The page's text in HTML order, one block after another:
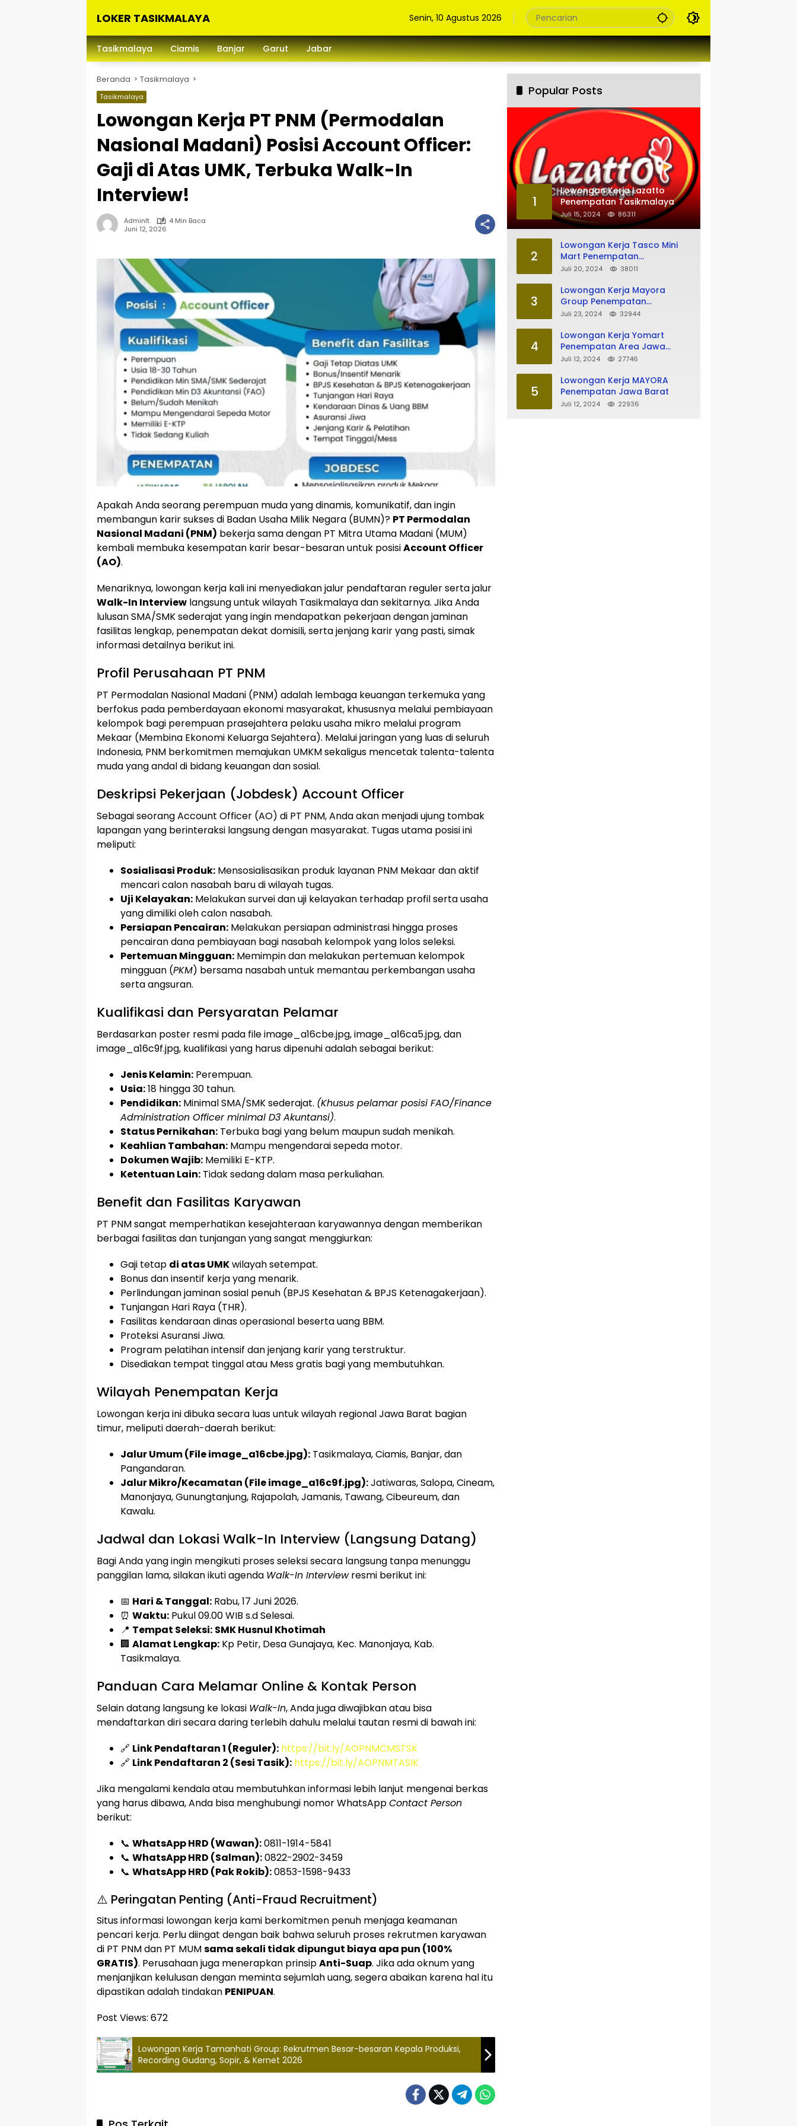
LOKER TASIKMALAYA
Lowongan
Kerja
dan
Sekitarna
Senin, 10 Agustus 2026
Tasikmalaya Ciamis Banjar Garut Jabar
Beranda Tasikmalaya
Tasikmalaya
Lowongan Kerja PT PNM (Permodalan
Nasional Madani) Posisi Account Officer:
Gaji di Atas UMK, Terbuka Walk-In
Interview!
Adminlt
4 Min Baca
Juni 12, 2026
Apakah Anda seorang perempuan muda yang dinamis, komunikatif, dan ingin
membangun karir sukses di Badan Usaha Milik Negara (BUMN)? PT Permodalan
Nasional Madani (PNM) bekerja sama dengan PT Mitra Utama Madani (MUM)
kembali membuka kesempatan karir besar-besaran untuk posisiAccount Officer
(AO).
Menariknya, lowongan kerja kali ini menyediakan jalur pendaftaran reguler serta jalur
Walk-In Interview langsung untuk wilayah Tasikmalaya dan sekitarnya. Jika Anda
lulusan SMA/SMK sederajat yang ingin mendapatkan pekerjaan dengan jaminan
fasilitas lengkap, penempatan dekat domisili, serta jenjang karir yang pasti, simak
informasi detailnya berikut ini.
Profil Perusahaan PT PNM
PT Permodalan Nasional Madani (PNM) adalah lembaga keuangan terkemuka yang
berfokus pada pemberdayaan ekonomi masyarakat, khususnya melalui pembiayaan
kelompok bagi perempuan prasejahtera pelaku usaha mikro melalui program
Mekaar (Membina Ekonomi Keluarga Sejahtera). Melalui jaringan yang luas di seluruh
Indonesia, PNM berkomitmen memajukan UMKM sekaligus mencetak talenta-talenta
muda yang andal di bidang keuangan dan sosial.
Deskripsi Pekerjaan (Jobdesk) Account Officer
Sebagai seorang Account Officer (AO) di PT PNM, Anda akan menjadi ujung tombak
lapangan yang berinteraksi langsung dengan masyarakat. Tugas utama posisi ini
meliputi:
Sosialisasi Produk: Mensosialisasikan produk layanan PNM Mekaar dan aktif
mencari calon nasabah baru di wilayah tugas.
Uji Kelayakan: Melakukan survei dan uji kelayakan terhadap profil serta usaha
yang dimiliki oleh calon nasabah.
Persiapan Pencairan: Melakukan persiapan administrasi hingga proses
pencairan dana pembiayaan bagi nasabah kelompok yang lolos seleksi.
Pertemuan Mingguan: Memimpin dan melakukan pertemuan kelompok
mingguan (PKM) bersama nasabah untuk memantau perkembangan usaha
serta angsuran.
Kualifikasi dan Persyaratan Pelamar
Berdasarkan poster resmi pada file image_a16cbe.jpg, image_a16ca5.jpg, dan
image_a16c9f.jpg, kualifikasi yang harus dipenuhi adalah sebagai berikut:
Jenis Kelamin: Perempuan.
Usia:18 hingga 30 tahun.
Pendidikan: Minimal SMA/SMK sederajat. (Khusus pelamar posisi FAO/Finance
Administration Officer minimal D3 Akuntansi).
Status Pernikahan: Terbuka bagi yang belum maupun sudah menikah.
Keahlian Tambahan: Mampu mengendarai sepeda motor.
Dokumen Wajib: Memiliki E-KTP.
Ketentuan Lain: Tidak sedang dalam masa perkuliahan.
Benefit dan Fasilitas Karyawan
PT PNM sangat memperhatikan kesejahteraan karyawannya dengan memberikan
berbagai fasilitas dan tunjangan yang sangat menggiurkan:
Gaji tetap di atas UMKwilayah setempat.
Bonus dan insentif kerja yang menarik.
Perlindungan jaminan sosial penuh (BPJS Kesehatan & BPJS Ketenagakerjaan).
Tunjangan Hari Raya (THR).
Fasilitas kendaraan dinas operasional beserta uang BBM.
Proteksi Asuransi Jiwa.
Program pelatihan intensif dan jenjang karir yang terstruktur.
Disediakan tempat tinggal atau Mess gratis bagi yang membutuhkan.
Wilayah Penempatan Kerja
Lowongan kerja ini dibuka secara luas untuk wilayah regional Jawa Barat bagian
timur, meliputi daerah-daerah berikut:
Jalur Umum (File image_a16cbe.jpg): Tasikmalaya, Ciamis, Banjar, dan
Pangandaran.
Jalur Mikro/Kecamatan (File image_a16c9f.jpg):Jatiwaras, Salopa, Cineam,
Manonjaya, Gunungtanjung, Rajapolah, Jamanis, Tawang, Cibeureum, dan
Kawalu.
Jadwal dan Lokasi Walk-In Interview (Langsung Datang)
Bagi Anda yang ingin mengikuti proses seleksi secara langsung tanpa menunggu
panggilan lama, silakan ikuti agenda Walk-In Interviewresmi berikut ini:
📅 Hari & Tanggal: Rabu, 17 Juni 2026.
⏰ Waktu: Pukul 09.00 WIB s.d Selesai.
📍 Tempat Seleksi: SMK Husnul Khotimah
🏢 Alamat Lengkap: Kp Petir, Desa Gunajaya, Kec. Manonjaya, Kab.
Tasikmalaya.
Panduan Cara Melamar Online & Kontak Person
Selain datang langsung ke lokasi Walk-In, Anda juga diwajibkan atau bisa
mendaftarkan diri secara daring terlebih dahulu melalui tautan resmi di bawah ini:
🔗 Link Pendaftaran 1 (Reguler): https://bit.ly/AOPNMCMSTSK
🔗 Link Pendaftaran 2 (Sesi Tasik): https://bit.ly/AOPNMTASIK
Jika mengalami kendala atau membutuhkan informasi lebih lanjut mengenai berkas
yang harus dibawa, Anda bisa menghubungi nomor WhatsAppContact Person
berikut:
📞 WhatsApp HRD (Wawan):0811-1914-5841
📞 WhatsApp HRD (Salman):0822-2902-3459
📞 WhatsApp HRD (Pak Rokib):0853-1598-9433
⚠️ Peringatan Penting (Anti-Fraud Recruitment)
Situs informasi lowongan kerja kami berkomitmen penuh menjaga keamanan
pencari kerja. Perlu diingat dengan baik bahwa seluruh proses rekrutmen karyawan
di PT PNM dan PT MUMsama sekali tidak dipungut biaya apa pun (100%
GRATIS). Perusahaan juga menerapkan prinsipAnti-Suap. Jika ada oknum yang
menjanjikan kelulusan dengan meminta sejumlah uang, segera abaikan karena hal itu
dipastikan adalah tindakan PENIPUAN.
Post Views: 672
Lowongan Kerja Tamanhati Group: Rekrutmen Besar-besaran Kepala Produksi,
Recording Gudang, Sopir, & Kernet 2026
Popular Posts
1
Lowongan Kerja Lazatto
Penempatan Tasikmalaya
Juli 15, 2024 86311
2
Lowongan Kerja Tasco Mini
Mart Penempatan
Tasikmalaya
Juli 20, 2024 38011
3
Lowongan Kerja Mayora
Group Penempatan
Tasikmalaya
Juli 23, 2024 32944
4
Lowongan Kerja Yomart
Penempatan Area Jawa
Barat
Juli 12, 2024 27746
5
Lowongan Kerja MAYORA
Penempatan Jawa Barat
Juli 12, 2024 22936